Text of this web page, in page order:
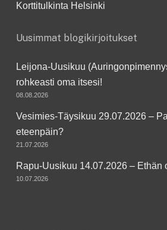
Korttitulkinta Helsinki
Uusimmat blogikirjoitukset
Leijona-Uusikuu
rohkeasti oma itsesi!
08.08.2026
Vesimies-Täysikuu 29.07.2026 –
eteenpäin?
21.07.2026
Rapu-Uusikuu 14.07.2026 – Ethän
10.07.2026